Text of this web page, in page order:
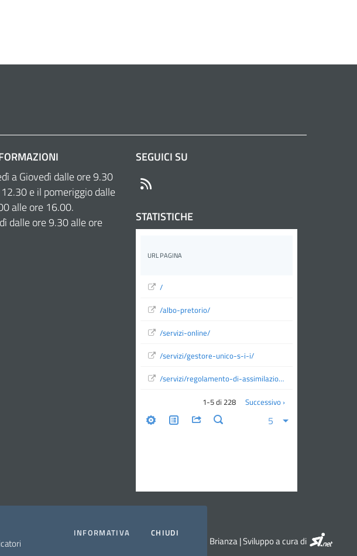
INFORMATIVA CHIUDI
a Giovedì dalle ore 9.30
e il pomeriggio dalle
alle ore 16.00.
dalle ore 9.30 alle ore
SEGUICI SU
STATISTICHE
© 2026 ATO Monza e Brianza | Sviluppo a cura diSI.NET